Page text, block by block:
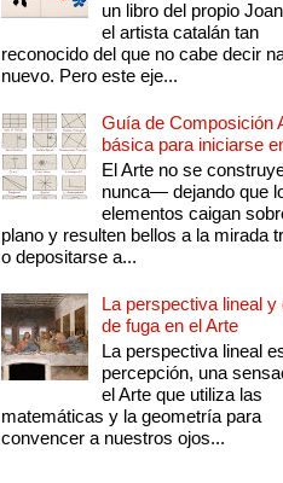
un libro del propio
el artista catalán tan
reconocido del que no cabe decir
nuevo. Pero este eje...
Guía de Composición
básica para iniciarse
El Arte no se
nunca— dejando que
elementos caigan
plano y resulten bellos a la mirada
o depositarse a...
La perspectiva lineal y
de fuga en el Arte
La perspectiva lineal
percepción, una
el Arte que utiliza las
matemáticas y la geometría para
convencer a nuestros ojos...